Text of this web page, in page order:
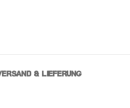
& LIEFERUNG